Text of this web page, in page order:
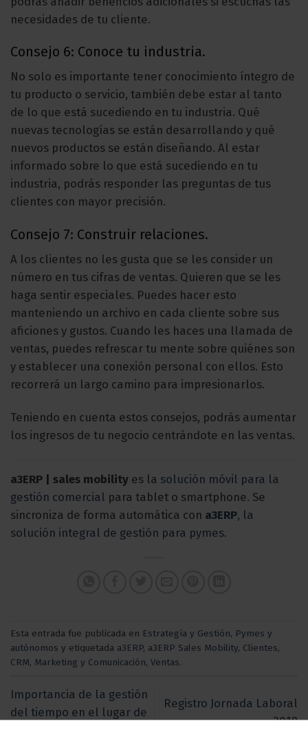
necesidades de tu cliente.
Consejo 6: Conoce tu industria.
No solo es importante tener conocimiento íntegro de
tu producto o servicio, también debe estar al tanto
de lo que está sucediendo en tu industria. Qué
nuevas tecnologías se están desarrollando y qué
nuevos productos se están diseñando. Al estar
informado sobre lo que está sucediendo en tu
industria, podrás responder las preguntas de tus
clientes con mayor precisión.
Consejo 7: Construir relaciones.
A los clientes no les gusta que se les consider un
número en tus cifras de ventas. Quieren que se les
haga sentir especiales. Puedes hacer esto
manteniendo un archivo en cada cliente sobre sus
aficiones y gustos. Cuando les haces una llamada de
ventas, puedes refrescar tu mente sobre quiénes son
y establecer una conexión personal con ellos. Esto
recorrerá un largo camino para impresionarlos.
Teniendo en cuenta estos consejos, podrás aumentar
los ingresos de tu negocio centrándote en las ventas.
a3ERP | sales mobility es la solución móvil para la
gestión comercial para tablet o smartphone. Se
sincroniza de forma automática con a3ERP, la
solución integral de gestión para pymes.
Esta entrada fue publicada en Estrategía y Gestión, Pymes y
autónomos y etiquetada a3ERP, a3ERP Sales Mobility, Clientes,
CRM, Marketing y Comunicación, Ventas.
Importancia de la gestión
del tiempo en el lugar de
Registro Jornada Laboral
2019